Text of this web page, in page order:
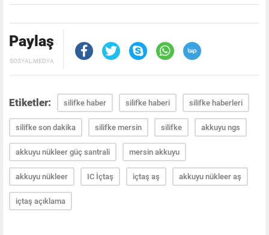
Paylaş
SOSYAL MEDYA
Etiketler: silifke haber silifke haberi silifke haberleri
silifke son dakika silifke mersin silifke akkuyu ngs
akkuyu nükleer güç santrali mersin akkuyu
akkuyu nükleer IC İçtaş içtaş aş akkuyu nükleer aş
içtaş açıklama